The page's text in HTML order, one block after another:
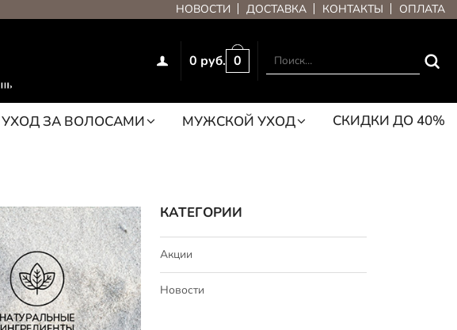
НОВОСТИ ДОСТАВКА КОНТАКТЫ ОПЛАТА
0 руб. 0
УХОД ЗА ВОЛОСАМИ МУЖСКОЙ УХОД СКИДКИ ДО 40%
КАТЕГОРИИ
Акции
Новости